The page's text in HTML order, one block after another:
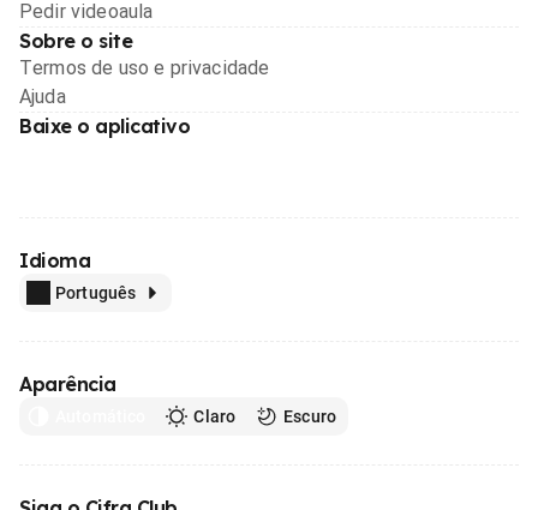
Pedir videoaula
Sobre o site
Termos de uso e privacidade
Ajuda
Baixe o aplicativo
Idioma
Português
Aparência
Claro Escuro